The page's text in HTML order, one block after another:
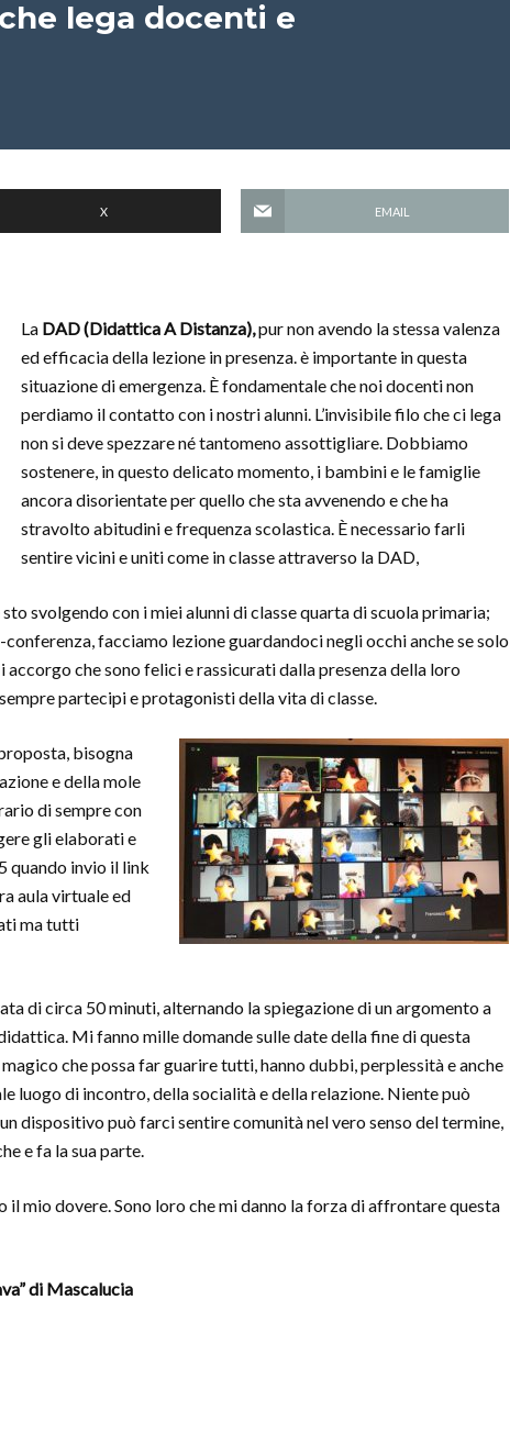
lega docenti e
X EMAIL
La DAD (Didattica A Distanza),pur non avendo la stessa valenza
ed efficacia della lezione in presenza. è importante in questa
situazione di emergenza. È fondamentale che noi docenti non
perdiamo il contatto con i nostri alunni. L’invisibile filo che ci lega
non si deve spezzare né tantomeno assottigliare. Dobbiamo
sostenere, in questo delicato momento, i bambini e le famiglie
ancora disorientate per quello che sta avvenendo e che ha
stravolto abitudini e frequenza scolastica. È necessario farli
sentire vicini e uniti come in classe attraverso la DAD,
svolgendo con i miei alunni di classe quarta di scuola primaria;
facciamo lezione guardandoci negli occhi anche se solo
che sono felici e rassicurati dalla presenza della loro
partecipi e protagonisti della vita di classe.
bisogna
e della mole
di sempre con
gli elaborati e
quando invio il link
aula virtuale ed
ma tutti
di circa 50 minuti, alternando la spiegazione di un argomento a
Mi fanno mille domande sulle date della fine di questa
che possa far guarire tutti, hanno dubbi, perplessità e anche
luogo di incontro, della socialità e della relazione. Niente può
dispositivo può farci sentire comunità nel vero senso del termine,
e fa la sua parte.
mio dovere. Sono loro che mi danno la forza di affrontare questa
di Mascalucia